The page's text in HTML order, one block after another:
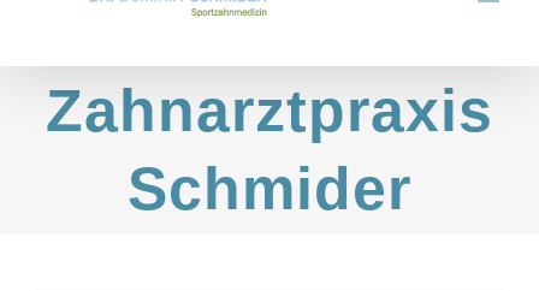
Zahnarztpraxis
Schmider